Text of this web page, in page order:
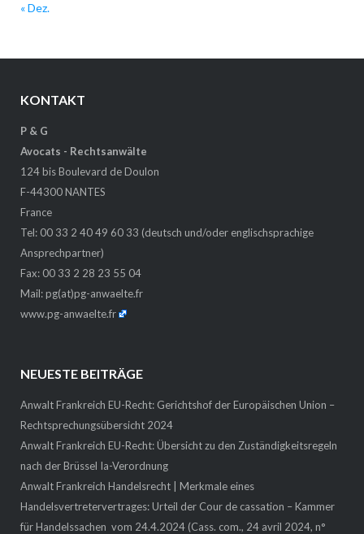
« Dez.
KONTAKT
P & G
Avocats - Rechtsanwälte
124 bis Boulevard de Doulon
F-44300 NANTES
France
Tel: 00 33 2 40 49 60 33 (deutsch und/oder englischsprachige
Ansprechpartner)
Fax: 00 33 2 28 23 55 04
Mail:pg(at)pg-anwaelte.fr
www.pg-anwaelte.fr
NEUESTE BEITRÄGE
Anwalt Frankreich EU-Recht: Gerichtshof der Europäischen Union –
Rechtsprechungsübersicht 2024
Anwalt Frankreich EU-Recht: Übersicht zu den Zuständigkeitsregeln
nach der Brüssel Ia-Verordnung
Anwalt Frankreich Handelsrecht | Merkmale eines
Handelsvertretervertrages: Urteil der Cour de cassation – Kammer
für Handelssachen vom 24.4.2024 (Cass. com., 24 avril 2024, n°